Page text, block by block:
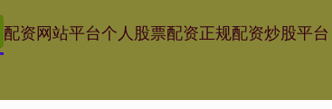
配资网站平台个人股票配资正规配资炒股平台